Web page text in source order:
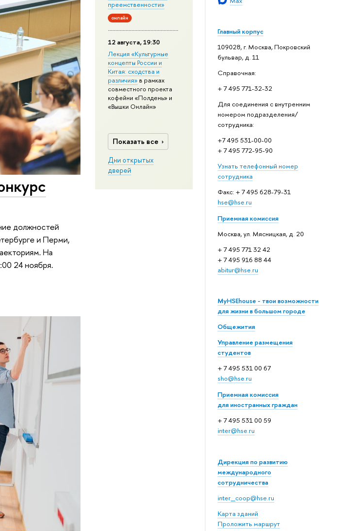
Главный корпус
109028, г. Москва, Покровский
бульвар, д. 11
Справочная:
+ 7 495 771-32-32
Для соединения с внутренним
номером подразделения/
сотрудника:
+7 495 531-00-00
+ 7 495 772-95-90
Узнать телефонный номер
сотрудника
Факс: + 7 495 628-79-31
hse@hse.ru
Приемная комиссия
Москва, ул. Мясницкая, д. 20
+ 7 495 771 32 42
+ 7 495 916 88 44
abitur@hse.ru
MyHSEhouse - твои возможности
для жизни в большом городе
Общежития
Управление размещения
студентов
+ 7 495 531 00 67
sho@hse.ru
Приемная комиссия
для иностранных граждан
+ 7 495 531 00 59
inter@hse.ru
Дирекция по развитию
международного
сотрудничества
inter_coop@hse.ru
Карта зданий
Проложить маршрут
преемственности»
онлайн
12 августа, 19:30
Лекция «Культурные
концепты России и
Китая: сходства и
различия»в рамках
совместного проекта
кофейни «Полдень» и
«Вышки Онлайн»
Показать все
Дни открытых
дверей
должностей
и Перми,
На
24 ноября.